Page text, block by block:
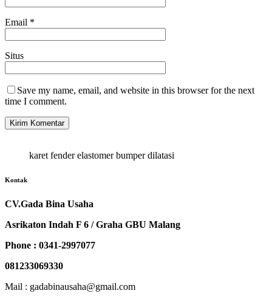
Email *
Situs
Save my name, email, and website in this browser for the next
time I comment.
karet fender elastomer bumper dilatasi
Kontak
CV.Gada Bina Usaha
Asrikaton Indah F 6 / Graha GBU Malang
Phone : 0341-2997077
081233069330
Mail : gadabinausaha@gmail.com